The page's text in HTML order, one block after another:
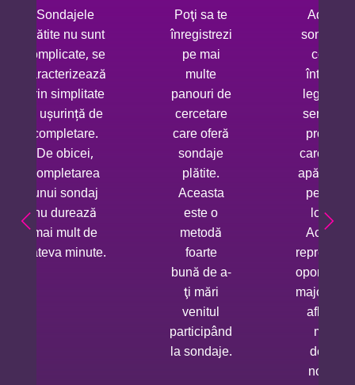
Sondajele
plătite nu sunt
complicate, se
caracterizează
prin simplitate
și ușurință de
completare.
De obicei,
completarea
unui sondaj
nu durează
mai mult de
câteva minute.
Poţi sa te
înregistrezi
pe mai
multe
panouri de
cercetare
care oferă
sondaje
plătite.
Aceasta
este o
metodă
foarte
bună de a-
ţi mări
venitul
participând
la sondaje.
Adesea
conţin
întrebări
legate de
servicii și
produse
care nu
apărut
pe piața
locală.
Aceasta
majoră
afla mai
multe
despre